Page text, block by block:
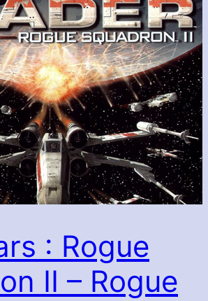
: Rogue
II – Rogue